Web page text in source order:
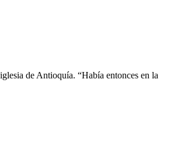
de Antioquía. “Había entonces en la